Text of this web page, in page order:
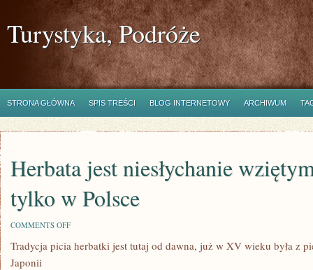
Turystyka, Podróże
STRONA GŁÓWNA SPIS TREŚCI BLOG INTERNETOWY ARCHIWUM
Herbata jest niesłychanie
tylko w Polsce
COMMENTS OFFON
JEST
NIESŁYCHANIE
Tradycja picia herbatki jest tutaj od dawna, już w XV wieku była z
Japonii